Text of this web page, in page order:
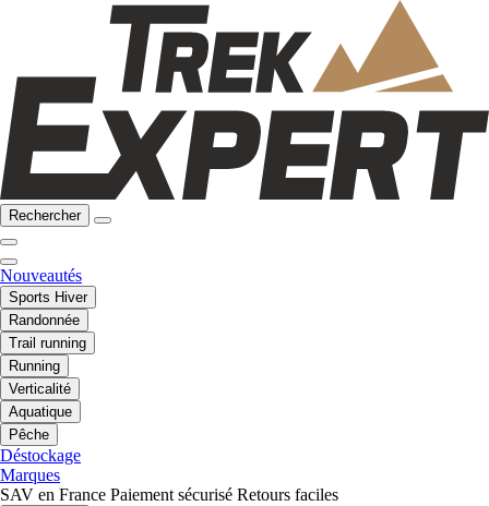
Rechercher
Nouveautés
Sports Hiver
Randonnée
Trail running
Running
Verticalité
Aquatique
Pêche
Déstockage
Marques
SAV en France Paiement sécurisé Retours faciles